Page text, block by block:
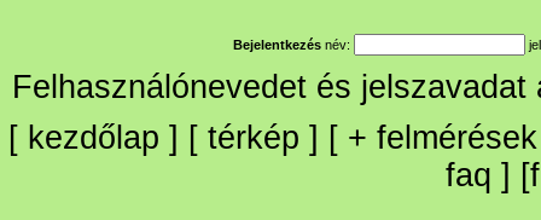
Bejelentkezés név:
Felhasználónevedet és
[ kezdőlap ] [ térkép ] [ + felmérések
faq ] [